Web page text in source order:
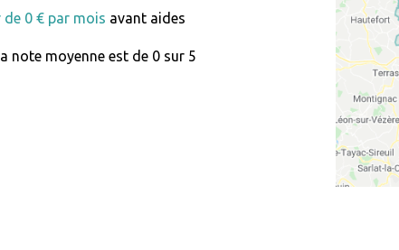
de 0 € par mois avant aides
note moyenne est de 0 sur 5